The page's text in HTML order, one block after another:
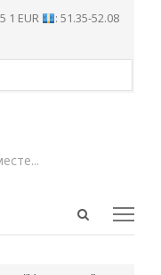
1 EUR
: 51.35-52.08
Open